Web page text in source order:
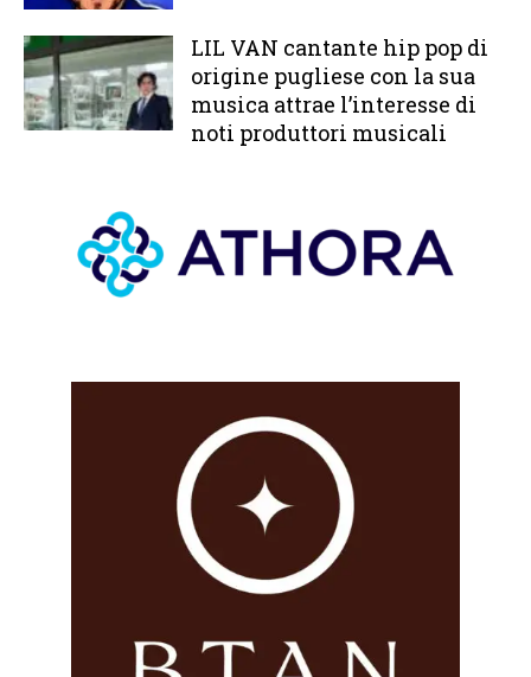
LIL VAN cantante hip pop di
origine pugliese con la sua
musica attrae l’interesse di
noti produttori musicali